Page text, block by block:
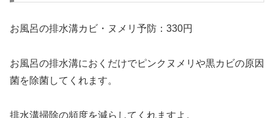
お風呂の排水溝カビ・ヌメリ予防：330円
お風呂の排水溝におくだけでピンクヌメリや黒カビの原因
菌を除菌してくれます。
排水溝掃除の頻度を減らしてくれますよ。